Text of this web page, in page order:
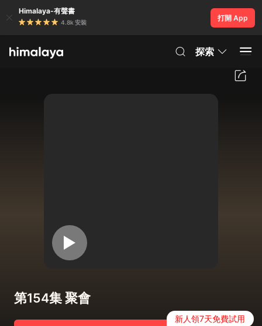
Himalaya-有聲書
4.8k 安裝
打開 App
探索
第154集 聚會
新人領7天免費試用